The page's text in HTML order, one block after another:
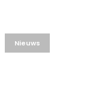
Nieuws